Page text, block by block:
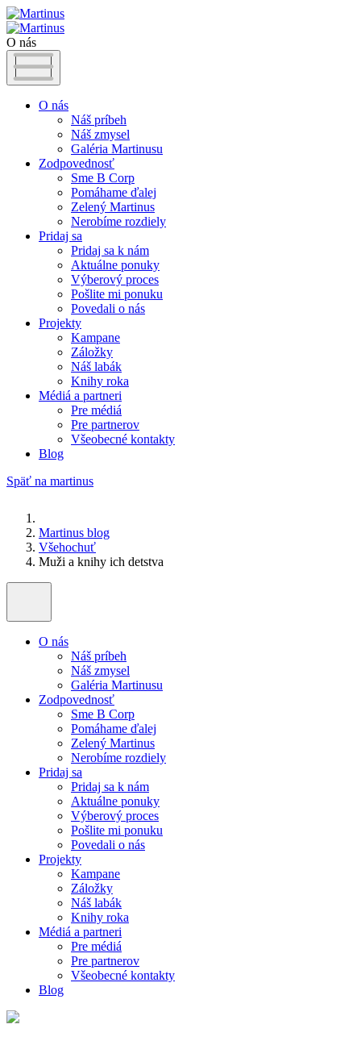
O nás
O nás
Náš príbeh
Náš zmysel
Galéria Martinusu
Zodpovednosť
Sme B Corp
Pomáhame ďalej
Zelený Martinus
Nerobíme rozdiely
Pridaj sa
Pridaj sa k nám
Aktuálne ponuky
Výberový proces
Pošlite mi ponuku
Povedali o nás
Projekty
Kampane
Záložky
Náš labák
Knihy roka
Médiá a partneri
Pre médiá
Pre partnerov
Všeobecné kontakty
Blog
Späť na martinus
Martinus blog
Všehochuť
Muži a knihy ich detstva
O nás
Náš príbeh
Náš zmysel
Galéria Martinusu
Zodpovednosť
Sme B Corp
Pomáhame ďalej
Zelený Martinus
Nerobíme rozdiely
Pridaj sa
Pridaj sa k nám
Aktuálne ponuky
Výberový proces
Pošlite mi ponuku
Povedali o nás
Projekty
Kampane
Záložky
Náš labák
Knihy roka
Médiá a partneri
Pre médiá
Pre partnerov
Všeobecné kontakty
Blog